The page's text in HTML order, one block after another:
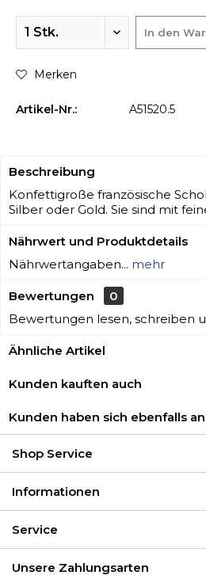
In den
Merken
Artikel-Nr.: A51520.5
Beschreibung
Konfettigroße französische
Silber oder Gold. Sie sind mit
Nährwert und Produktdetails
Nährwertangaben... mehr
Bewertungen
0
Bewertungen lesen, schreiben
Ähnliche Artikel
Kunden kauften auch
Kunden haben sich ebenfalls
Shop Service
Informationen
Service
Unsere Zahlungsarten